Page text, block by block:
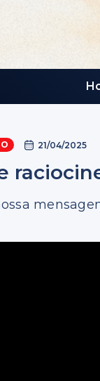
21/04/2025